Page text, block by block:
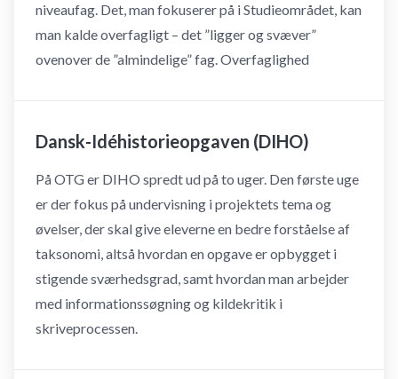
niveaufag. Det, man fokuserer på i Studieområdet, kan
man kalde overfagligt – det ”ligger og svæver”
ovenover de ”almindelige” fag. Overfaglighed
Dansk-Idéhistorieopgaven (DIHO)
På OTG er DIHO spredt ud på to uger. Den første uge
er der fokus på undervisning i projektets tema og
øvelser, der skal give eleverne en bedre forståelse af
taksonomi, altså hvordan en opgave er opbygget i
stigende sværhedsgrad, samt hvordan man arbejder
med informationssøgning og kildekritik i
skriveprocessen.